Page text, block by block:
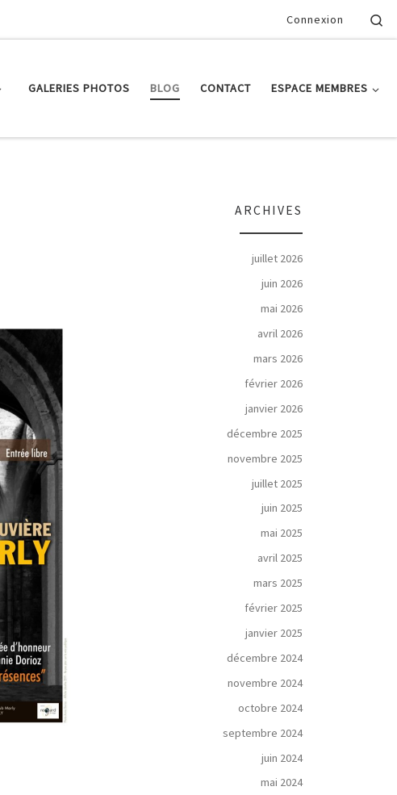
Connexion
GALERIES PHOTOS BLOG CONTACT ESPACE MEMBRES
ARCHIVES
juillet 2026
juin 2026
mai 2026
avril 2026
mars 2026
février 2026
janvier 2026
décembre 2025
novembre 2025
juillet 2025
juin 2025
mai 2025
avril 2025
mars 2025
février 2025
janvier 2025
décembre 2024
novembre 2024
octobre 2024
septembre 2024
juin 2024
mai 2024